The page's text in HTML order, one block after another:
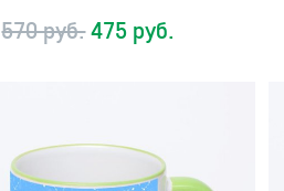
570 руб.475 руб.